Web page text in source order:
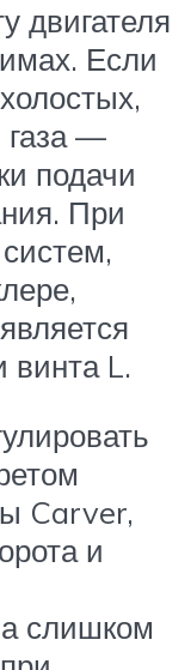
двигателя
Если
газа —
подачи
При
винта L.
Carver,
и
слишком